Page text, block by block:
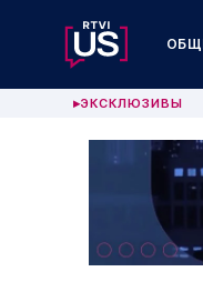
▶ЭКСКЛЮЗИВЫ